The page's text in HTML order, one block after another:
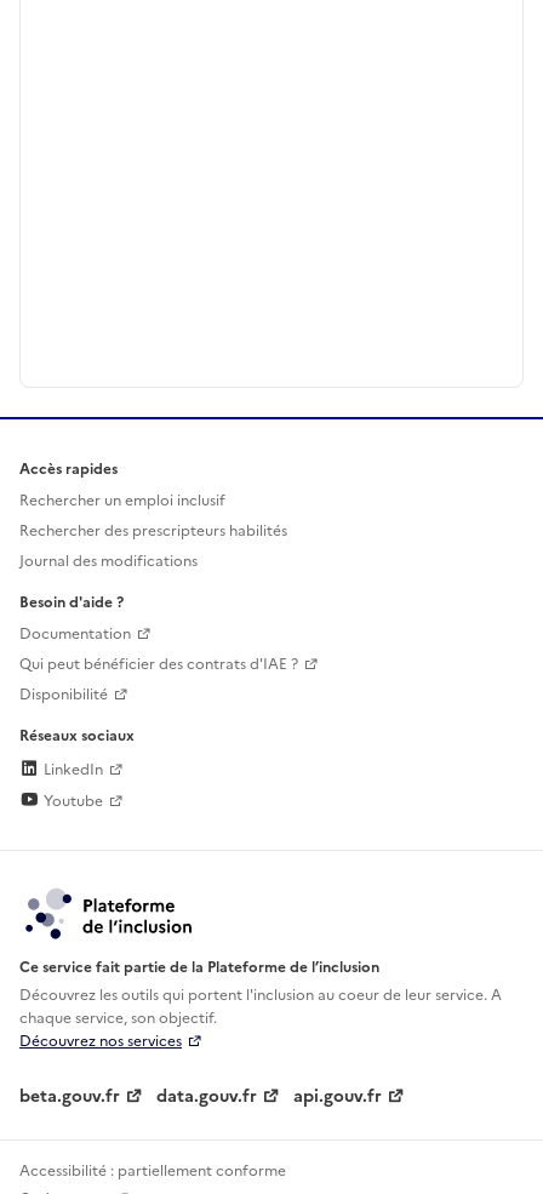
Accès rapides
Rechercher un emploi inclusif
Rechercher des prescripteurs habilités
Journal des modifications
Besoin d'aide ?
Documentation
Qui peut bénéficier des contrats d'IAE ?
Disponibilité
Réseaux sociaux
LinkedIn
Youtube
Ce service fait partie de la Plateforme de l’inclusion
Découvrez les outils qui portent l'inclusion aucoeur de leur service. A
chaque service, son objectif.
Découvrez nos services
beta.gouv.fr data.gouv.fr api.gouv.fr
Accessibilité : partiellement conforme